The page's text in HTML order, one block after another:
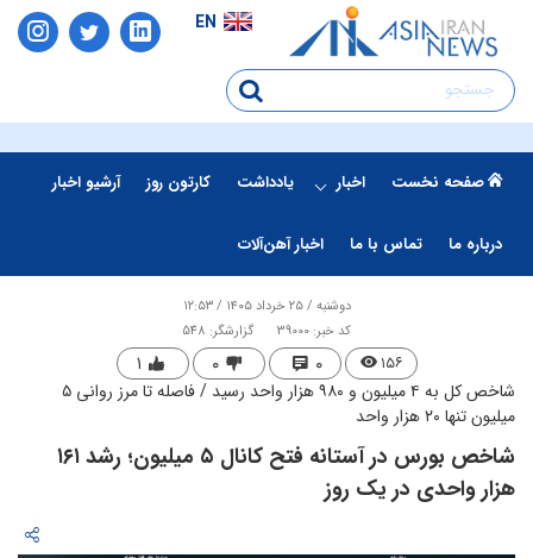
EN
صفحه نخست اخبار یادداشت کارتون روز آرشیو اخبار
درباره ما تماس با ما اخبار آهن‌آلات
دوشنبه / ۲۵ خرداد ۱۴۰۵ / ۱۲:۵۳
کد خبر: 39000
گزارشگر: 548
۱۵۶ ۰ ۰ ۱
شاخص کل به ۴ میلیون و ۹۸۰ هزار واحد رسید / فاصله تا مرز روانی ۵
میلیون تنها ۲۰ هزار واحد
شاخص بورس در آستانه فتح کانال ۵ میلیون؛ رشد ۱۶۱
هزار واحدی در یک روز